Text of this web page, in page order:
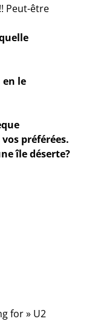
Peut-être
en le
préférées.
île déserte?
for » U2